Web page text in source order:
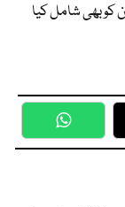
کو بھی شامل کیا